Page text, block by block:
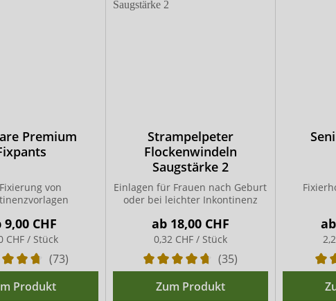
Premium
von
9,00 CHF
CHF / Stück
(73)
Produkt
Strampelpeter
Flockenwindeln
Saugstärke 2
Einlagen für Frauen nach Geburt
oder bei leichter Inkontinenz
ab 18,00 CHF
0,32 CHF / Stück
(35)
Zum Produkt
ab